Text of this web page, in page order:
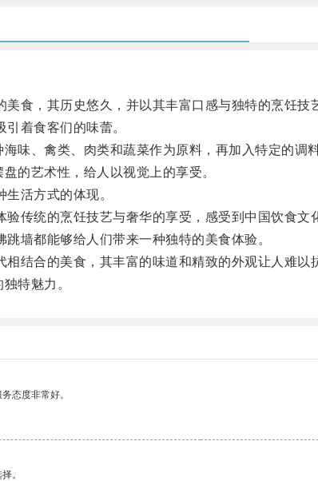
，其历史悠久，并以其丰富口感与独特的烹饪技
着食客们的味蕾。
、禽类、肉类和蔬菜作为原料，再加入特定的调料
艺术性，给人以视觉上的享受。
活方式的体现。
统的烹饪技艺与奢华的享受，感受到中国饮食文
都能够给人们带来一种独特的美食体验。
合的美食，其丰富的味道和精致的外观让人难以
特魅力。
态度非常好。
。